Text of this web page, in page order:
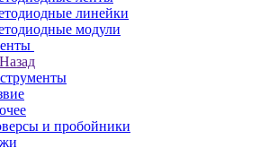
линейки
модули
Назад
и пробойники